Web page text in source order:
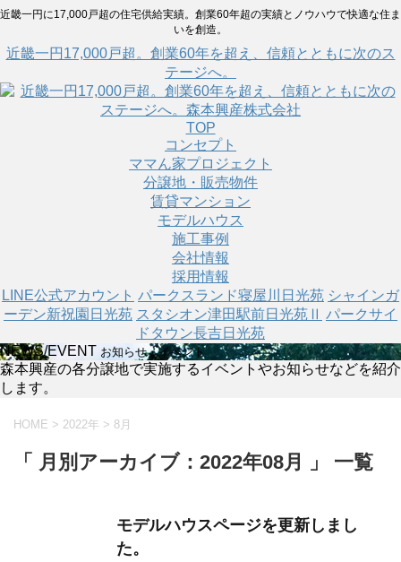
近畿一円に17,000戸超の住宅供給実績。創業60年超の実績とノウハウで快適な住ま
いを創造。
近畿一円17,000戸超。創業60年を超え、信頼とともに次のス
テージへ。
TOP
コンセプト
ママん家プロジェクト
分譲地・販売物件
賃貸マンション
モデルハウス
施工事例
会社情報
採用情報
LINE公式アカウント パークスランド寝屋川日光苑 シャインガ
ーデン新祝園日光苑 スタシオン津田駅前日光苑Ⅱ パークサイ
ドタウン長吉日光苑
NEWS/EVENT お知らせ・イベント
森本興産の各分譲地で実施するイベントやお知らせなどを紹介
します。
HOME > 2022年 > 8月
「 月別アーカイブ：2022年08月 」 一覧
モデルハウスページを更新しまし
た。